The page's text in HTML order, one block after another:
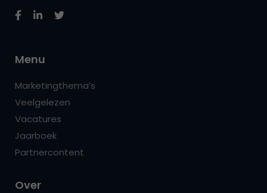
Menu
Marketingthema’s
Veelgelezen
Vacatures
Jaarboek
Partnercontent
Over